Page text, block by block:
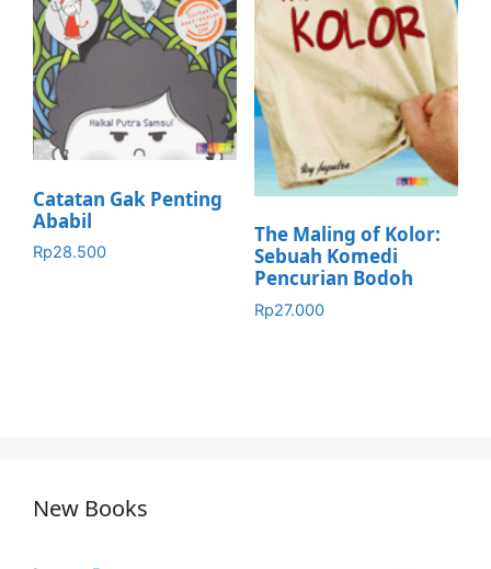
Catatan Gak Penting
Ababil
Rp28.500
The Maling of Kolor:
Sebuah Komedi
Pencurian Bodoh
Rp27.000
New Books